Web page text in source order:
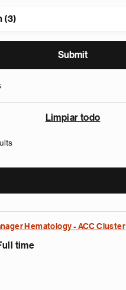
(3)
Limpiar todo
Hematology - ACC Cluster
time